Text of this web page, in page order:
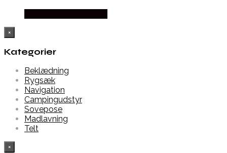
×
Kategorier
Beklædning
Rygsæk
Navigation
Campingudstyr
Sovepose
Madlavning
Telt
×